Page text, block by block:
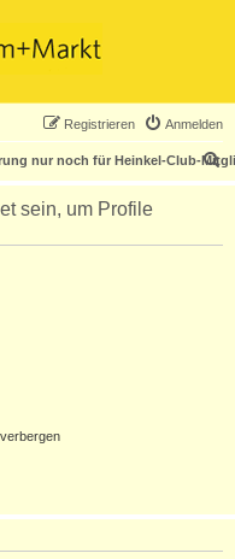
Anmelden
Registrieren
nur noch für Heinkel-Club-
S
u
h
sein, um Profile